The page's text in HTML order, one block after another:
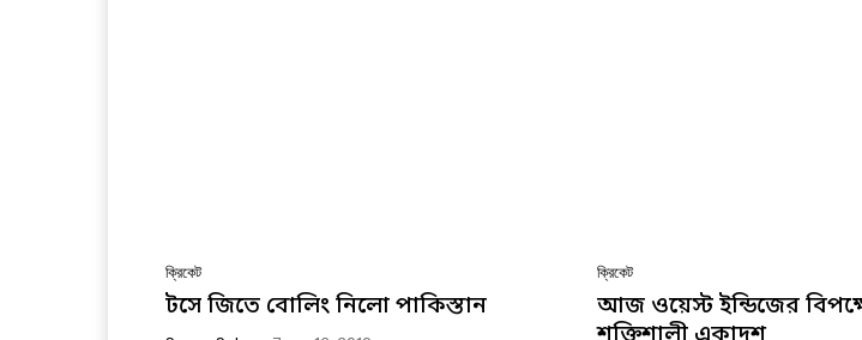
ক্রিকেট
টসে জিতে বোলিং নিলো পাকিস্তান
ক্রিকেট
আজ ওয়েস্ট ইন্ডিজের